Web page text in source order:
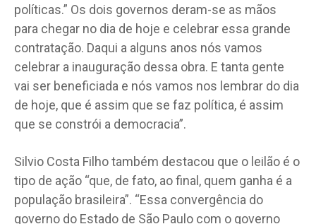
políticas.” Os dois governos deram-se as mãos
para chegar no dia de hoje e celebrar essa grande
contratação. Daqui a alguns anos nós vamos
celebrar a inauguração dessa obra. E tanta gente
vai ser beneficiada e nós vamos nos lembrar do dia
de hoje, que é assim que se faz política, é assim
que se constrói a democracia”.
Silvio Costa Filho também destacou que o leilão é o
tipo de ação “que, de fato, ao final, quem ganha é a
população brasileira”. “Essa convergência do
governo do Estado de São Paulo com o governo